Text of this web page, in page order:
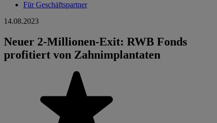
Für Geschäftspartner
14.08.2023
Neuer 2-Millionen-Exit: RWB Fonds
profitiert von Zahnimplantaten